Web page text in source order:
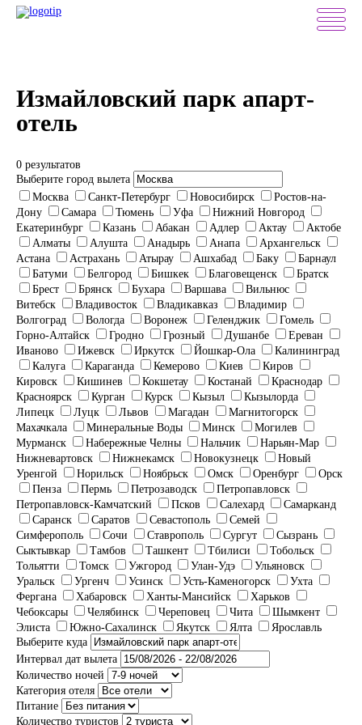
Измайловский парк апарт-
отель
0 результатов
Выберите город вылета
Москва
Санкт-Петербург Новосибирск
Ростов-на-
Дону
Самара Тюмень Уфа
Нижний Новгород
Екатеринбург
Казань Абакан Адлер Актау
Актобе
Алматы
Алушта Анадырь Анапа
Архангельск
Астана
Астрахань Атырау Ашхабад Баку
Барнаул
Батуми
Белгород Бишкек Благовещенск
Братск
Брест
Брянск Бухара Варшава
Вильнюс
Витебск
Владивосток Владикавказ
Владимир
Волгоград
Вологда Воронеж Геленджик
Гомель
Горно-Алтайск
Гродно Грозный Душанбе
Ереван
Иваново
Ижевск Иркутск Йошкар-Ола
Калининград
Калуга
Караганда Кемерово Киев
Киров
Кировск
Кишинев Кокшетау Костанай
Краснодар
Красноярск
Курган Курск Кызыл
Кызылорда
Липецк
Луцк Львов Магадан
Магнитогорск
Махачкала
Минеральные Воды Минск
Могилев
Мурманск
Набережные Челны Нальчик
Нарьян-Мар
Нижневартовск
Нижнекамск Новокузнецк
Новый
Уренгой
Норильск Ноябрьск Омск Оренбург
Орск
Пенза
Пермь Петрозаводск
Петропавловск
Петропавловск-Камчатский
Псков Салехард
Самарканд
Саранск
Саратов Севастополь
Семей
Симферополь
Сочи Ставрополь Сургут
Сызрань
Сыктывкар
Тамбов Ташкент Тбилиси
Тобольск
Тольятти
Томск Ужгород Улан-Удэ
Ульяновск
Уральск
Ургенч Усинск Усть-Каменогорск
Ухта
Фергана
Хабаровск Ханты-Мансийск
Харьков
Чебоксары
Челябинск Череповец Чита
Шымкент
Элиста
Южно-Сахалинск Якутск Ялта
Ярославль
Выберите куда
Интервал дат вылета
Количество ночей
Категория отеля
Питание
Количество туристов